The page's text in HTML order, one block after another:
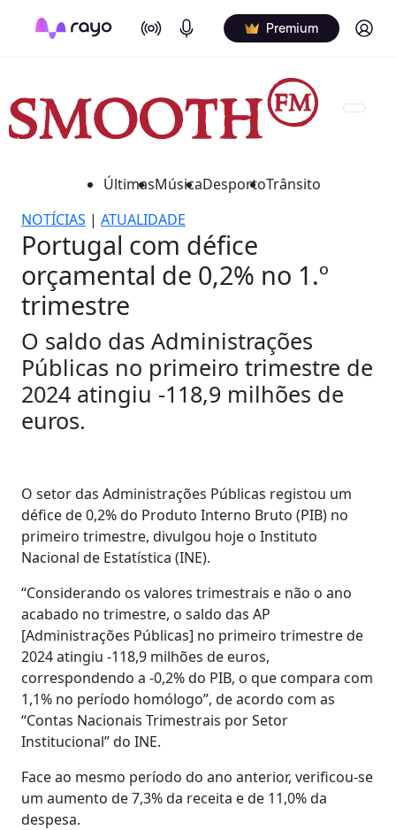
On Air Podcasts Premium Log in
ÚltimasMúsicaDesportoTrânsito
NOTÍCIAS | ATUALIDADE
Portugal com défice
orçamental de 0,2% no 1.º
trimestre
O saldo das Administrações
Públicas no primeiro trimestre de
2024 atingiu -118,9 milhões de
euros.
O setor das Administrações Públicas registou um
défice de 0,2% do Produto Interno Bruto (PIB) no
primeiro trimestre, divulgou hoje o Instituto
Nacional de Estatística (INE).
“Considerando os valores trimestrais e não o ano
acabado no trimestre, o saldo das AP
[Administrações Públicas] no primeiro trimestre de
2024 atingiu -118,9 milhões de euros,
correspondendo a -0,2% do PIB, o que compara com
1,1% no período homólogo”, de acordo com as
“Contas Nacionais Trimestrais por Setor
Institucional” do INE.
Face ao mesmo período do ano anterior, verificou-se
um aumento de 7,3% da receita e de 11,0% da
despesa.